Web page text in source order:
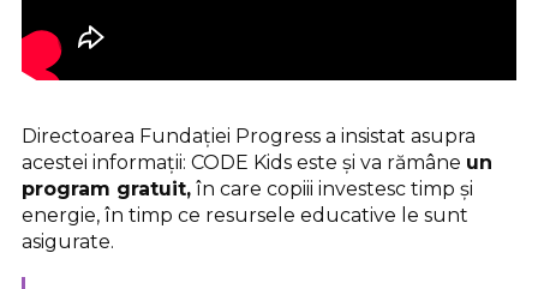
Directoarea Fundației Progress a insistat asupra
acestei informații: CODE Kids este și va rămâne un
program gratuit, în care copiii investesc timp și
energie, în timp ce resursele educative le sunt
asigurate.